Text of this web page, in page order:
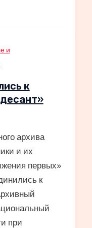
и
к
архива
и их
первых»
к
при